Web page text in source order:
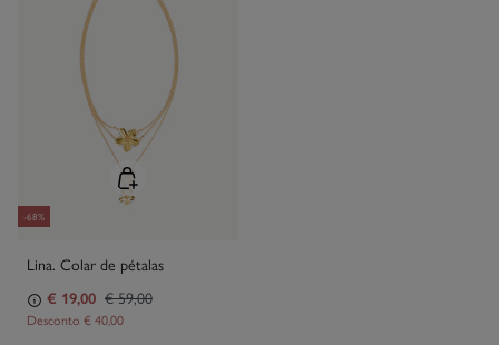
-68%
Lina. Colar de pétalas
€ 19,00 € 59,00
Desconto € 40,00